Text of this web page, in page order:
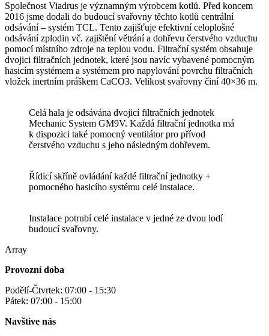
Společnost Viadrus je významným výrobcem kotlů. Před koncem
2016 jsme dodali do budoucí svařovny těchto kotlů centrální
odsávání – systém TCL. Tento zajišťuje efektivní celoplošné
odsávání zplodin vč. zajištění větrání a dohřevu čerstvého vzduchu
pomocí místního zdroje na teplou vodu. Filtrační systém obsahuje
dvojici filtračních jednotek, které jsou navíc vybavené pomocným
hasicím systémem a systémem pro napylování povrchu filtračních
vložek inertním práškem CaCO3. Velikost svařovny činí 40×36 m.
Celá hala je odsávána dvojicí filtračních jednotek
Mechanic System GM9V. Každá filtrační jednotka má
k dispozici také pomocný ventilátor pro přívod
čerstvého vzduchu s jeho následným dohřevem.
Řídicí skříně ovládání každé filtrační jednotky +
pomocného hasicího systému celé instalace.
Instalace potrubí celé instalace v jedné ze dvou lodí
budoucí svařovny.
Array
Provozní doba
Podělí-Čtvrtek: 07:00 - 15:30
Pátek: 07:00 - 15:00
Navštive nás